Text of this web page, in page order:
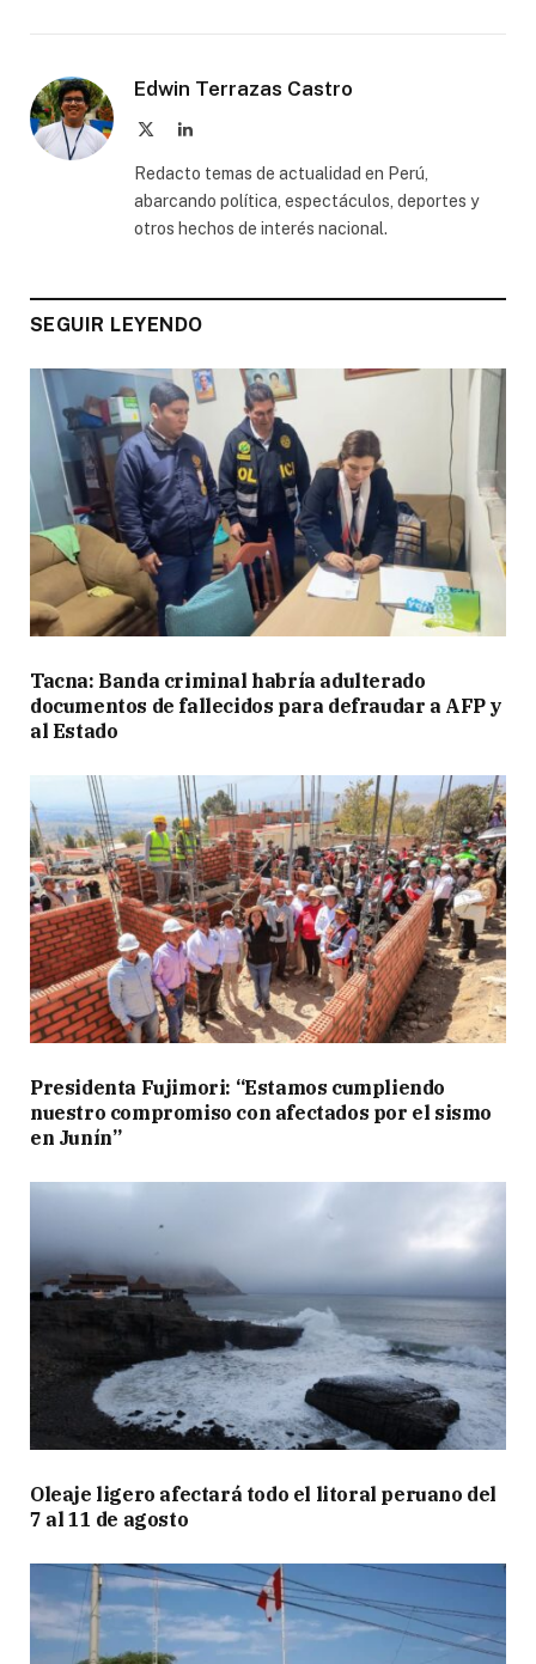
Edwin Terrazas Castro
LinkedIn
Redacto temas de actualidad en Perú,
abarcando política, espectáculos, deportes y
otros hechos de interés nacional.
SEGUIR LEYENDO
Tacna: Banda criminal habría adulterado
documentos de fallecidos para defraudar a AFP y
al Estado
Presidenta Fujimori: “Estamos cumpliendo
nuestro compromiso con afectados por el sismo
en Junín”
Oleaje ligero afectará todo el litoral peruano del
7 al 11 de agosto